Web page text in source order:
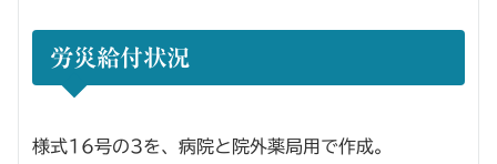
労災給付状況
様式16号の3を、病院と院外薬局用で作成。